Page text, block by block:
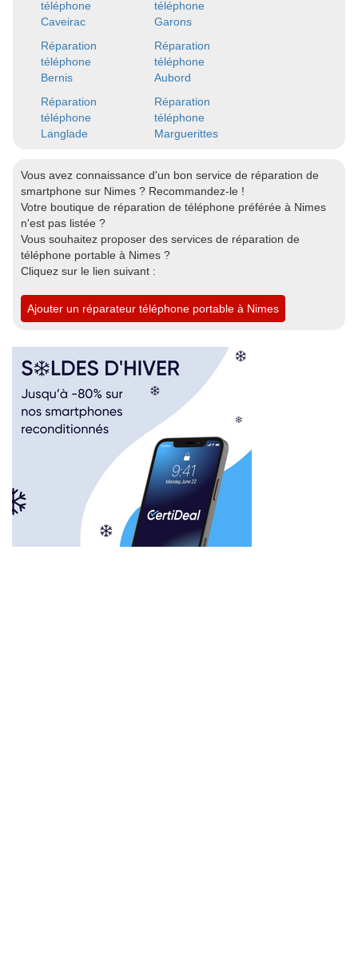
téléphone
Caveirac
téléphone
Garons
Réparation
téléphone
Bernis
Réparation
téléphone
Aubord
Réparation
téléphone
Langlade
Réparation
téléphone
Marguerittes
Vous avez connaissance d'un bon service de réparation de
smartphone sur Nimes ? Recommandez-le !
Votre boutique de réparation de téléphone préférée à Nimes
n'est pas listée ?
Vous souhaitez proposer des services de réparation de
téléphone portable à Nimes ?
Cliquez sur le lien suivant :
Ajouter un réparateur téléphone portable à Nimes